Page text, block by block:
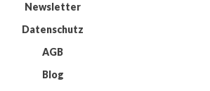
Newsletter
Datenschutz
AGB
Blog